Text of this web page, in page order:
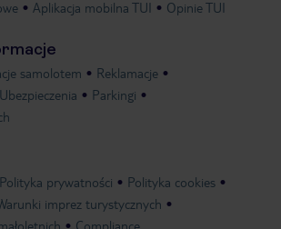
Aplikacja mobilna TUI Opinie TUI
samolotem
Reklamacje
Ubezpieczenia
Parkingi
Polityka prywatności
Polityka cookies
imprez turystycznych
Compliance